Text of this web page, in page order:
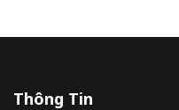
Thông Tin